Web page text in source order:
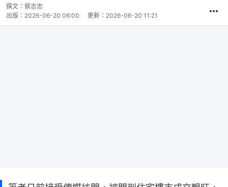
撰文： 蔡志忠
出版： 2026-06-20 06:00 更新： 2026-06-20 11:21